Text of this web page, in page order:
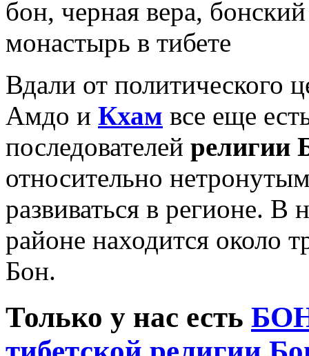
Вдали от политического
Амдо и Кхам все еще
последователей религии
относительно
развиваться в регионе. В
районе находится около
Бон.
Только у нас есть